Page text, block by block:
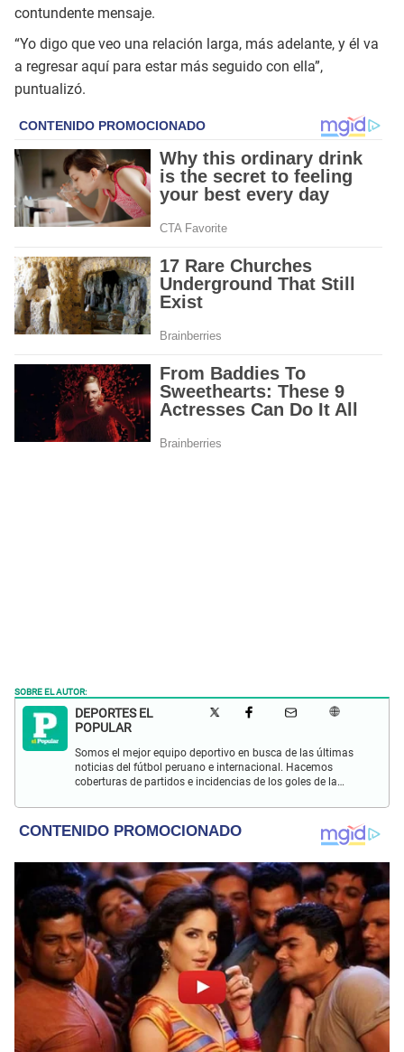
contundente mensaje.
“Yo digo que veo una relación larga, más adelante, y él va
a regresar aquí para estar más seguido con ella”,
puntualizó.
SOBRE EL AUTOR:
DEPORTES EL
POPULAR
Somos el mejor equipo deportivo en busca de las últimas
noticias del fútbol peruano e internacional. Hacemos
coberturas de partidos e incidencias de los goles de la
eventos deportivos.